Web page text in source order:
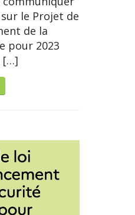
le Projet de
de la
pour 2023
[…]